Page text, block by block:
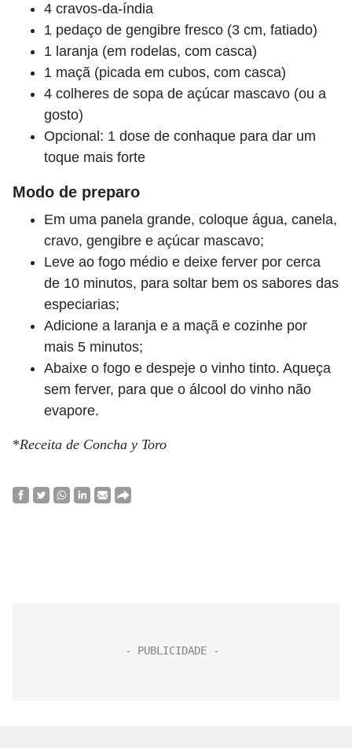
4 cravos-da-índia
1 pedaço de gengibre fresco (3 cm, fatiado)
1 laranja (em rodelas, com casca)
1 maçã (picada em cubos, com casca)
4 colheres de sopa de açúcar mascavo (ou a
gosto)
Opcional: 1 dose de conhaque para dar um
toque mais forte
Modo de preparo
Em uma panela grande, coloque água, canela,
cravo, gengibre e açúcar mascavo;
Leve ao fogo médio e deixe ferver por cerca
de 10 minutos, para soltar bem os sabores das
especiarias;
Adicione a laranja e a maçã e cozinhe por
mais 5 minutos;
Abaixe o fogo e despeje o vinho tinto. Aqueça
sem ferver, para que o álcool do vinho não
evapore.
*Receita de Concha y Toro